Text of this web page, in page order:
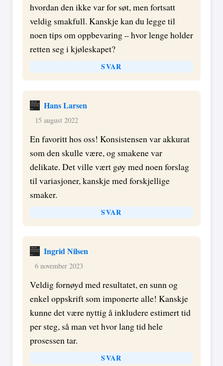
hvordan den ikke var for søt, men fortsatt
veldig smakfull. Kanskje kan du legge til
noen tips om oppbevaring – hvor lenge holder
retten seg i kjøleskapet?
SVAR
Hans Larsen
15 august 2022
En favoritt hos oss! Konsistensen var akkurat
som den skulle være, og smakene var
delikate. Det ville vært gøy med noen forslag
til variasjoner, kanskje med forskjellige
smaker.
SVAR
Ingrid Nilsen
6 november 2023
Veldig fornøyd med resultatet, en sunn og
enkel oppskrift som imponerte alle! Kanskje
kunne det være nyttig å inkludere estimert tid
per steg, så man vet hvor lang tid hele
prosessen tar.
SVAR